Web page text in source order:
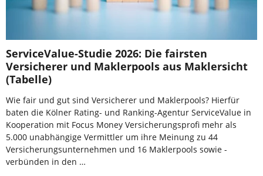
ServiceValue-Studie 2026: Die fairsten
Versicherer und Maklerpools aus Maklersicht
(Tabelle)
Wie fair und gut sind Versicherer und Maklerpools? Hierfür
baten die Kölner Rating- und Ranking-Agentur ServiceValue in
Kooperation mit Focus Money Versicherungsprofi mehr als
5.000 unabhängige Vermittler um ihre Meinung zu 44
Versicherungsunternehmen und 16 Maklerpools sowie -
verbünden in den …